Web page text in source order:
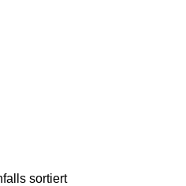
sortiert